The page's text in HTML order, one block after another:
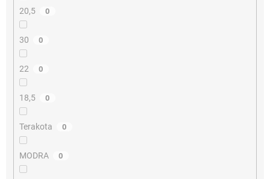
20,5 0
30 0
22 0
18,5 0
Terakota 0
MODRA 0